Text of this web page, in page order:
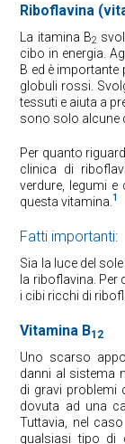
Riboflavina
La itamina B2
cibo in energia.
B ed è importante
globuli rossi.
tessuti e aiuta a
sono solo alcune
Per quanto
clinica di
verdure, legumi
questa vitamina. 1
Fatti importanti:
Sia la luce del
la riboflavina.
i cibi ricchi di
Vitamina B12
Uno scarso
danni al sistema
di gravi problemi
dovuta ad una
Tuttavia, nel
qualsiasi tipo di